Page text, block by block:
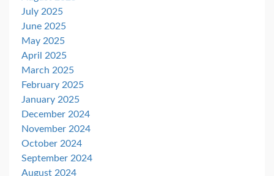
July 2025
June 2025
May 2025
April 2025
March 2025
February 2025
January 2025
December 2024
November 2024
October 2024
September 2024
August 2024